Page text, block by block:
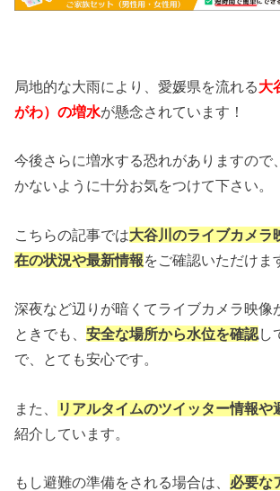
局地的な大雨により、愛媛県を流れる大
がわ）の増水が懸念されています！
今後さらに増水する恐れがありますので
かないように十分お気をつけて下さい。
こちらの記事では大谷川のライブカメラ
在の状況や最新情報をご確認いただけま
深夜など辺りが暗くてライブカメラ映像
ときでも、安全な場所から水位を確認し
で、とても安心です。
また、 リアルタイムのツイッター情報や
紹介しています。
もし避難の準備をされる場合は、 必要な